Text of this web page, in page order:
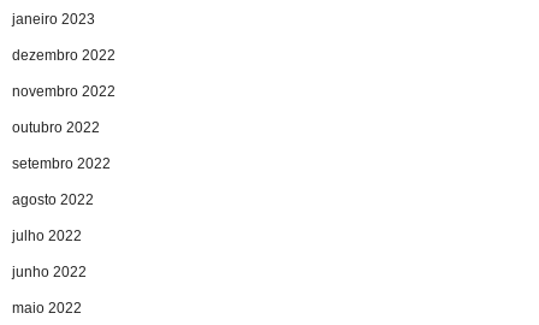
janeiro 2023
dezembro 2022
novembro 2022
outubro 2022
setembro 2022
agosto 2022
julho 2022
junho 2022
maio 2022